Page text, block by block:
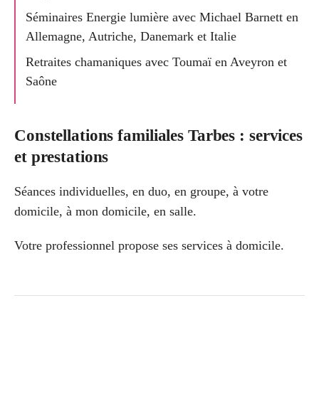
Séminaires Energie lumière avec Michael Barnett en
Allemagne, Autriche, Danemark et Italie
Retraites chamaniques avec Toumaï en Aveyron et
Saône
Constellations familiales Tarbes : services
et prestations
Séances individuelles, en duo, en groupe, à votre
domicile, à mon domicile, en salle.
Votre professionnel propose ses services à domicile.